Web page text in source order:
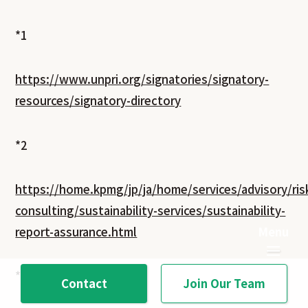
*1
https://www.unpri.org/signatories/signatory-
resources/signatory-directory
*2
https://home.kpmg/jp/ja/home/services/advisory/
consulting/sustainability-services/sustainability-
report-assurance.html
*3 Contact Join Our Team